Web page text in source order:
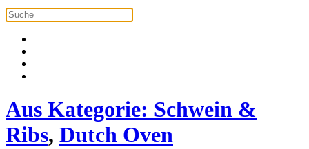
Aus Kategorie: Schwein &
Ribs, Dutch Oven